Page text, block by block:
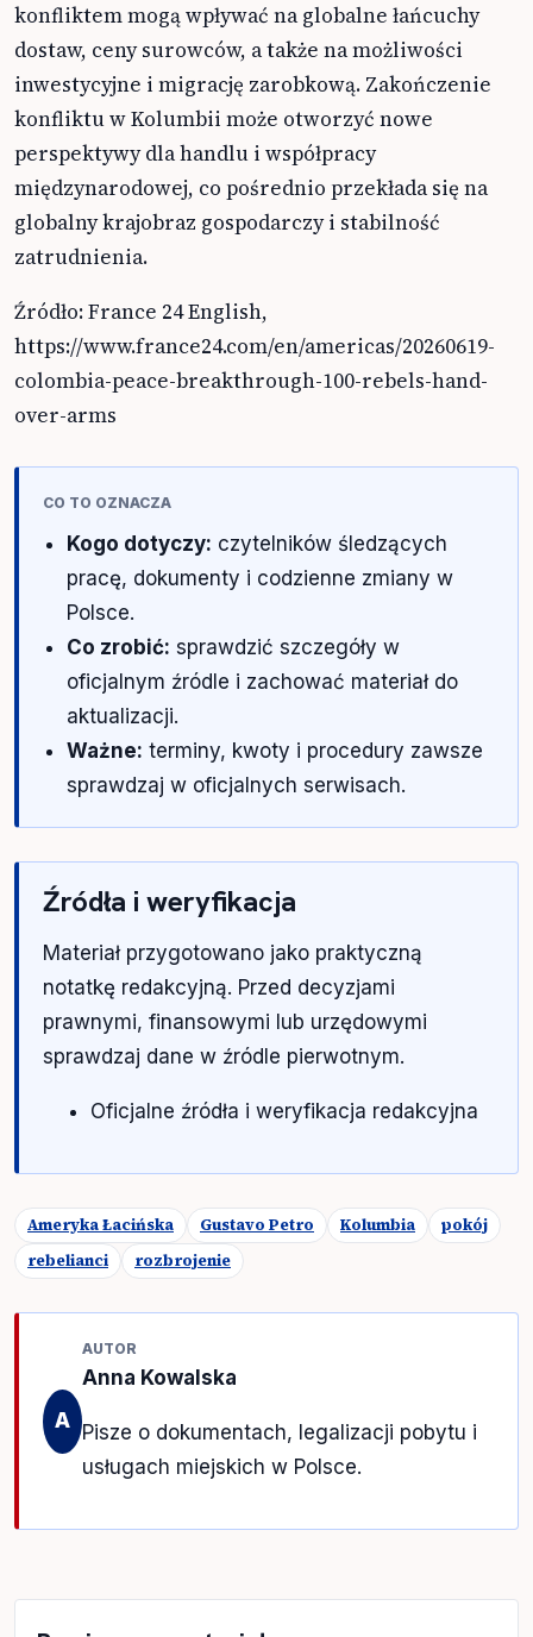
konfliktem mogą wpływać na globalne łańcuchy
dostaw, ceny surowców, a także na możliwości
inwestycyjne i migrację zarobkową. Zakończenie
konfliktu w Kolumbii może otworzyć nowe
perspektywy dla handlu i współpracy
międzynarodowej, co pośrednio przekłada się na
globalny krajobraz gospodarczy i stabilność
zatrudnienia.
Źródło: France 24 English,
https://www.france24.com/en/americas/20260619-
colombia-peace-breakthrough-100-rebels-hand-
over-arms
CO TO OZNACZA
Kogo dotyczy: czytelników śledzących
pracę, dokumenty i codzienne zmiany w
Polsce.
Co zrobić: sprawdzić szczegóły w
oficjalnym źródle i zachować materiał do
aktualizacji.
Ważne: terminy, kwoty i procedury zawsze
sprawdzaj w oficjalnych serwisach.
Źródła i weryfikacja
Materiał przygotowano jako praktyczną
notatkę redakcyjną. Przed decyzjami
prawnymi, finansowymi lub urzędowymi
sprawdzaj dane w źródle pierwotnym.
Oficjalne źródła i weryfikacja redakcyjna
Ameryka Łacińska Gustavo Petro Kolumbia
pokój
rebelianci
rozbrojenie
A
AUTOR
Anna Kowalska
Pisze o dokumentach, legalizacji pobytu i
usługach miejskich w Polsce.